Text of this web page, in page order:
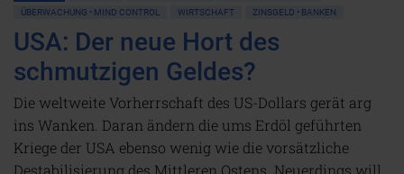
ÜBERWACHUNG • MIND CONTROL WIRTSCHAFT ZINSGELD • BANKEN
USA: Der neue Hort des
schmutzigen Geldes?
Die weltweite Vorherrschaft des US-Dollars gerät arg
ins Wanken. Daran ändern die ums Erdöl geführten
Kriege der USA ebenso wenig wie die vorsätzliche
Destabilisierung des Mittleren Ostens. Neuerdings will